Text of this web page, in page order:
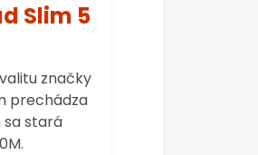
Slim 5
značky
prechádza
stará